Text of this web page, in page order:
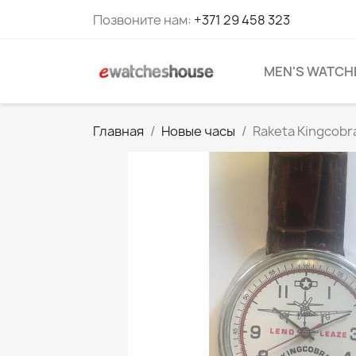
Позвоните нам: +371 29 458 323
MEN'S
Главная Новые часы Raketa